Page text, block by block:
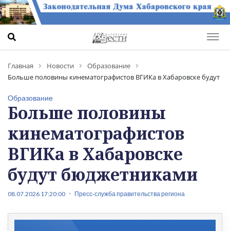
Главная Новости
Образование
Больше половины кинематографистов ВГИКа в Хабаровске будут
Образование
Больше половины
кинематографистов
ВГИКа в Хабаровске
будут бюджетниками
08.07.2026 17:20:00 Пресс-служба правительства региона